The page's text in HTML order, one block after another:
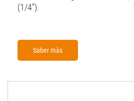
(1/4'').
Saber màs